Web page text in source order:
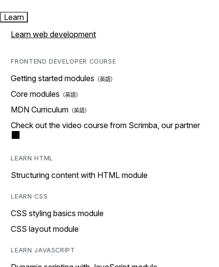
Learn
Learn web development
FRONTEND DEVELOPER COURSE
Getting started modules
Core modules
MDN Curriculum
Check out the video course from Scrimba, our partner
LEARN HTML
Structuring content with HTML module
LEARN CSS
CSS styling basics module
CSS layout module
LEARN JAVASCRIPT